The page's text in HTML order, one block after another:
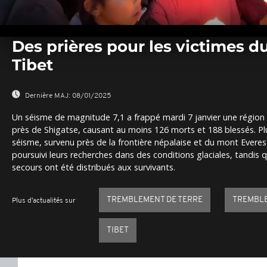
seconds
secondsVolume
Des prières pour les victimes
Tibet
Dernière MAJ: 08/01/2025
Un séisme de magnitude 7,1 a frappé mardi 7 janvier une
près de Shigatse, causant au moins 126 morts et 188 blessés.
séisme, survenu près de la frontière népalaise et du mont
poursuivi leurs recherches dans des conditions glaciales, tandis
secours ont été distribués aux survivants.
Plus d'actualités sur TREMBLEMENT DE TERRE
TIBET